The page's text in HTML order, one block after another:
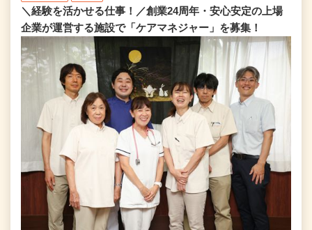
＼経験を活かせる仕事！／創業24周年・安心安定の上場
企業が運営する施設で「ケアマネジャー」を募集！